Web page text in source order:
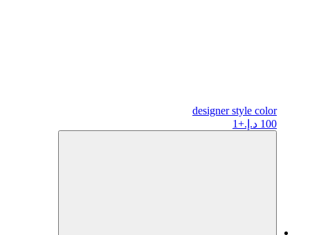
designerstyle color
100 د.إ.
+1